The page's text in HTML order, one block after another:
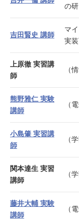
の
吉田賢史 講師
マ
実
上原徹 実習講
師
（
熊野雅仁 実験
講師
（
小島肇 実習講
師
（
関本達生 実習
講師
（
藤井大輔 実験
講師
（